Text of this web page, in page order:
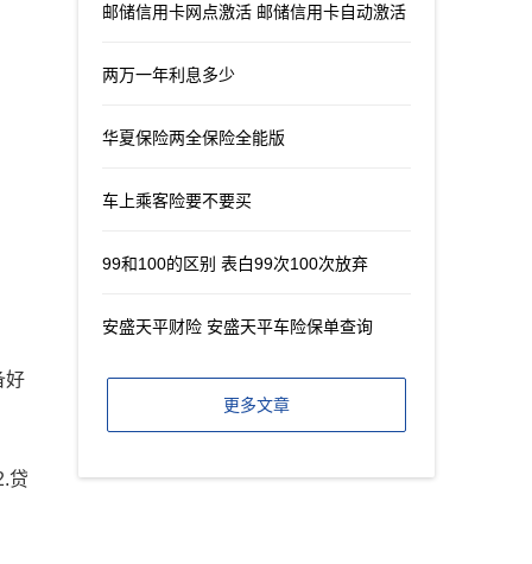
好
贷
邮储信用卡网点激活 邮储信用卡自动激活
两万一年利息多少
华夏保险两全保险全能版
车上乘客险要不要买
99和100的区别 表白99次100次放弃
安盛天平财险 安盛天平车险保单查询
更多文章